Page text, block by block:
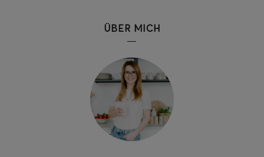
ÜBER MICH